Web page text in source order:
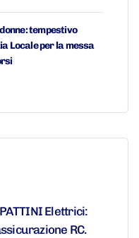
tempestivo
Locale per la messa
Elettrici:
RC.